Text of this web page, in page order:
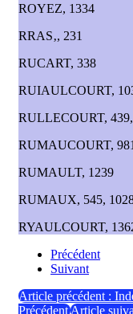
ROYEZ, 1334
RRAS‚, 231
RUCART, 338
RUIAULCOURT,
RULLECOURT,
RUMAUCOURT,
RUMAULT, 1239
RUMAUX, 545,
RYAULCOURT,
Précédent
Suivant
Article précédent :
PrécédentArticle